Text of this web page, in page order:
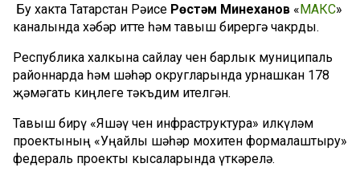
Бу хакта Татарстан Рәисе Рөстәм Миңнеханов «МАКС»
каналында хәбәр итте һәм тавыш бирергә чакрды.
Республика халкына сайлау өчен барлык муниципаль
районнарда һәм шәһәр округларында урнашкан 178
җәмәгать киңлеге тәкъдим ителгән.
Тавыш бирү «Яшәү өчен инфраструктура» илкүләм
проектының «Уңайлы шәһәр мохитен формалаштыру»
федераль проекты кысаларында үткәрелә.